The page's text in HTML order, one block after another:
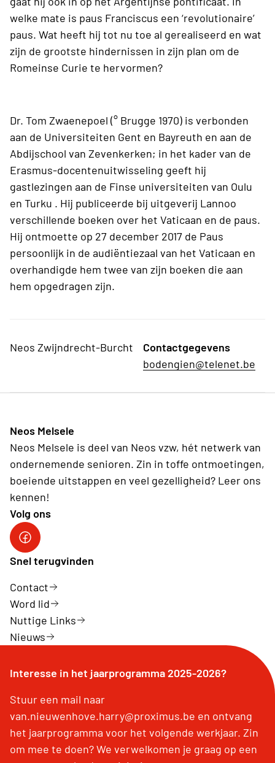
welke mate is paus Franciscus een ‘revolutionaire’
paus. Wat heeft hij tot nu toe al gerealiseerd en wat
zijn de grootste hindernissen in zijn plan om de
Romeinse Curie te hervormen?
Dr. Tom Zwaenepoel (° Brugge 1970) is verbonden
aan de Universiteiten Gent en Bayreuth en aan de
Abdijschool van Zevenkerken; in het kader van de
Erasmus-docentenuitwisseling geeft hij
gastlezingen aan de Finse universiteiten van Oulu
en Turku . Hij publiceerde bij uitgeverij Lannoo
verschillende boeken over het Vaticaan en de paus.
Hij ontmoette op 27 december 2017 de Paus
persoonlijk in de audiëntiezaal van het Vaticaan en
overhandigde hem twee van zijn boeken die aan
hem opgedragen zijn.
Neos Zwijndrecht-Burcht
Contactgegevens
bodengien@telenet.be
Neos Melsele
Neos Melsele is deel van Neos vzw, hét netwerk van
ondernemende senioren. Zin in toffe ontmoetingen,
boeiende uitstappen en veel gezelligheid? Leer ons
kennen!
Volg ons
Snel terugvinden
Contact
Word lid
Nuttige Links
Nieuws
Interesse in het jaarprogramma 2025-2026?
Stuur een mail naar
van.nieuwenhove.harry@proximus.be en ontvang
het jaarprogramma voor het volgende werkjaar. Zin
om mee te doen? We verwelkomen je graag op een